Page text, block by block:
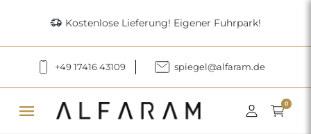
delivery_truck_speed Kostenlose Lieferung! Eigener Fuhrpark!
+49 17416 43109 spiegel@alfaram.de
menu 0